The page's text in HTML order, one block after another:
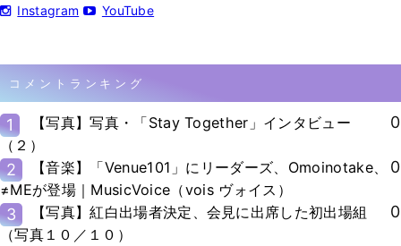
Instagram YouTube
コメントランキング
1
【写真】写真・「Stay Together」インタビュー
（２）
0
2
【音楽】「Venue101」にリーダーズ、Omoinotake、
≠MEが登場｜MusicVoice（vois ヴォイス）
0
3
【写真】紅白出場者決定、会見に出席した初出場組
（写真１０／１０）
0